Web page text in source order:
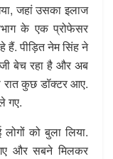
जहां उसका इलाज
के एक प्रोफेसर
हैं. पीड़ित नेम सिंह ने
बेच रहा है और अब
रात कुछ डॉक्टर आए.
गए.
को बुला लिया.
और सबने मिलकर